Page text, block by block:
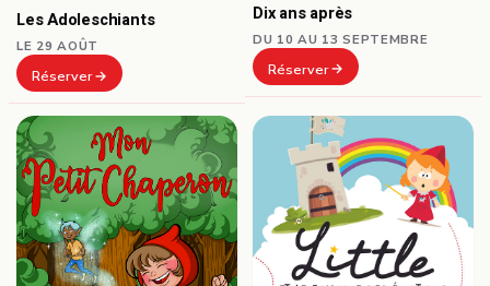
Les Adoleschiants
LE 29 AOÛT
Réserver
Dix ans après
DU 10 AU 13 SEPTEMBRE
Réserver